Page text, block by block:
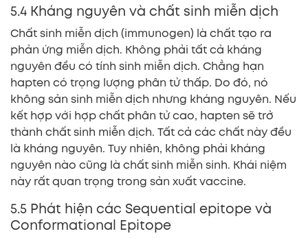
5.4 Kháng nguyên và chất sinh miễn dịch
Chất sinh miễn dịch (immunogen) là chất tạo ra
phản ứng miễn dịch. Không phải tất cả kháng
nguyên đều có tính sinh miễn dịch. Chẳng hạn
hapten có trọng lượng phân tử thấp. Do đó, nó
không sản sinh miễn dịch nhưng kháng nguyên. Nếu
kết hợp với hợp chất phân tử cao, hapten sẽ trở
thành chất sinh miễn dịch. Tất cả các chất này đều
là kháng nguyên. Tuy nhiên, không phải kháng
nguyên nào cũng là chất sinh miễn sinh. Khái niệm
này rất quan trọng trong sản xuất vaccine.
5.5 Phát hiện các Sequential epitope và
Conformational Epitope